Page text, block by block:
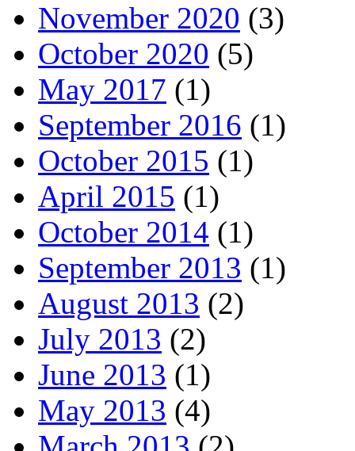
November 2020 (3)
October 2020 (5)
May 2017 (1)
September 2016 (1)
October 2015 (1)
April 2015 (1)
October 2014 (1)
September 2013 (1)
August 2013 (2)
July 2013 (2)
June 2013 (1)
May 2013 (4)